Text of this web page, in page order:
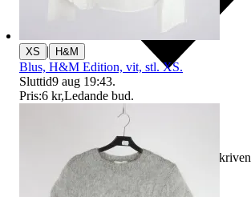
Ersättning om varan inte är som beskriven
XS | H&M
Blus, H&M Edition, vit, stl. XS.
Sluttid9 aug 19:43.
Pris:6 kr,Ledande bud.